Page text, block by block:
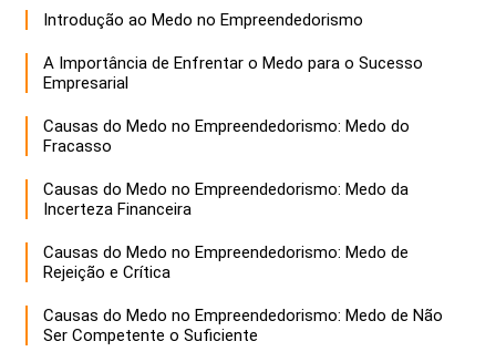
Introdução ao Medo no Empreendedorismo
A Importância de Enfrentar o Medo para o Sucesso
Empresarial
Causas do Medo no Empreendedorismo: Medo do
Fracasso
Causas do Medo no Empreendedorismo: Medo da
Incerteza Financeira
Causas do Medo no Empreendedorismo: Medo de
Rejeição e Crítica
Causas do Medo no Empreendedorismo: Medo de Não
Ser Competente o Suficiente